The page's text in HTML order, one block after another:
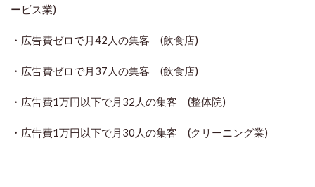
ービス業)
・広告費ゼロで月42人の集客 (飲食店)
・広告費ゼロで月37人の集客 (飲食店)
・広告費1万円以下で月32人の集客 (整体院)
・広告費1万円以下で月30人の集客 (クリーニング業)